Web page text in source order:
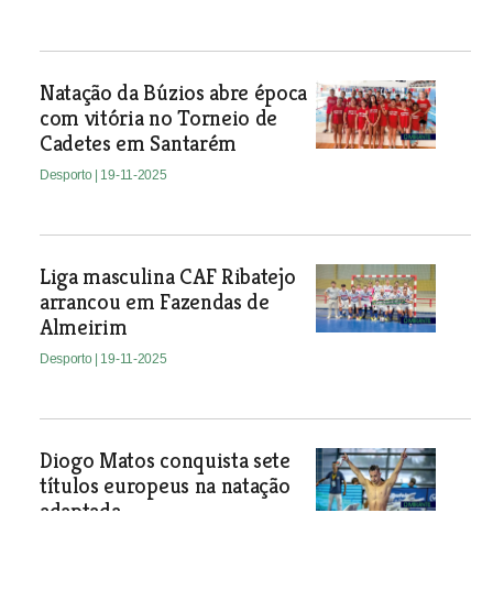
Natação da Búzios abre época
com vitória no Torneio de
Cadetes em Santarém
Desporto | 19-11-2025
Liga masculina CAF Ribatejo
arrancou em Fazendas de
Almeirim
Desporto | 19-11-2025
Diogo Matos conquista sete
títulos europeus na natação
adaptada